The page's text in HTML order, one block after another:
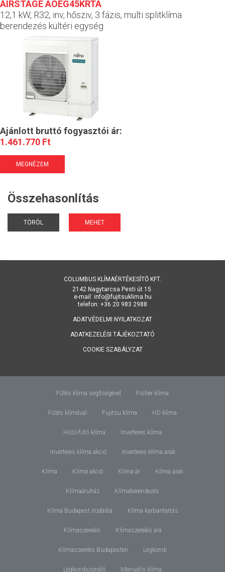
AIRSTAGE AOEG45KRTA
12,1 kW, R32, inv, hősziv, 3 fázis, multi splitklíma
berendezés kültéri egység
Ajánlott bruttó fogyasztói ár:
1.461.770 Ft
MEGNÉZEM
Összehasonlítás
TÖRÖL MEHET
COLUMBUS KLÍMAÉRTÉKESÍTŐ KFT.
2142 Nagytarcsa Pesti út 15.
e-mail: info@fujitsuklima.hu
telefon: +36 20 983 2988
ADATVÉDELMI NYILATKOZAT
ADATKEZELÉSI TÁJÉKOZTATÓ
COOKIE SZABÁLYZAT
Fűtés klíma segítségével Fisher klíma
Fűtés klímával Fujitsu klíma HD klíma
Hűtő-fűtő klíma Inverteres klíma
Inverteres klíma akció Inverteres klíma árak
Klíma Klíma akció Klíma ár Klíma árak
Klímaáruház Klímaberendezés
Klíma Budapest irodáiba Klíma karbantartás
Klímaszerelés Klímaszerelés ára
Klímaszerelés Budapesten Légkondi
Légkondicionáló Manuális klíma